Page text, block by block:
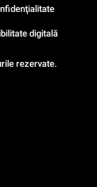
rezervate.
digitală